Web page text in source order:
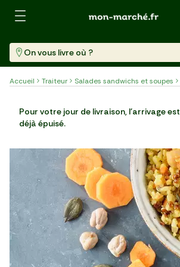
Recherche
On vous livre où ?
Accueil Traiteur Salades sandwichs et soupes
Barquette (230 G)
Pour votre jour de livraison, l'arrivage est
déjà épuisé.